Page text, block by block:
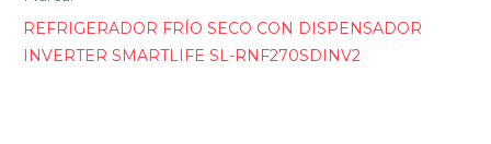
REFRIGERADOR FRÍO SECO CON DISPENSADOR
INVERTER SMARTLIFE SL-RNF270SDINV2